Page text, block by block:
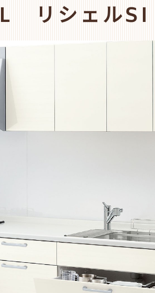
リシェルSI